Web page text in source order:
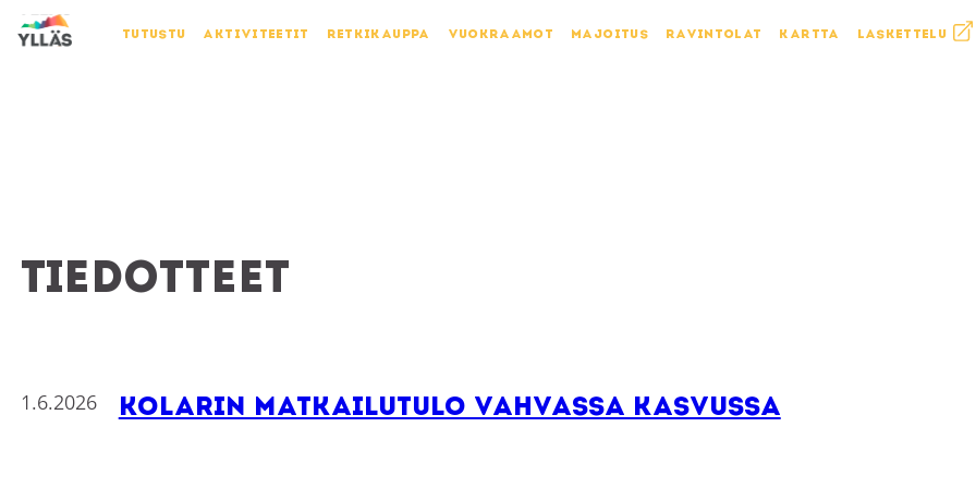
TUTUSTU AKTIVITEETIT RETKIKAUPPA VUOKRAAMOT MAJOITUS RAVINTOLAT KARTTA LASKETTELU
Tiedotteet
1.6.2026 Kolarin matkailutulo vahvassa kasvussa